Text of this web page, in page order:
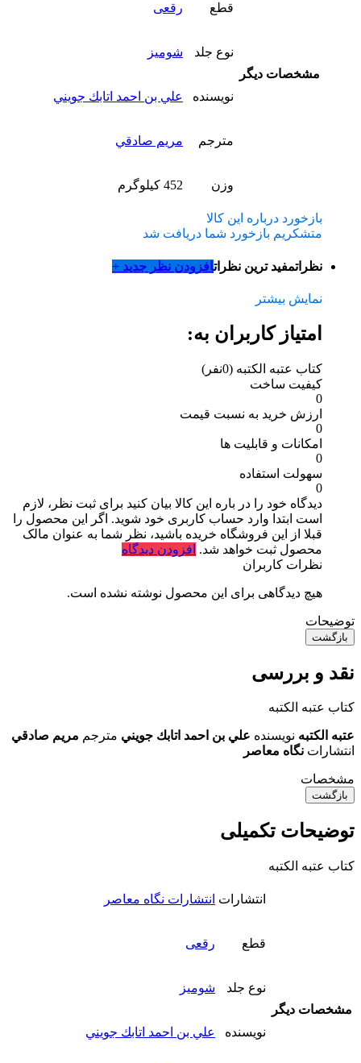
مشخصات دیگر
قطع رقعی
نوع جلد شومیز
نویسنده علي بن احمد اتابك جويني
مترجم مريم صادقي
وزن 452 کیلوگرم
بازخورد درباره این کالا
متشکریم بازخورد شما دریافت شد
نظراتمفید ترین نظراتافزودن نظر جدید +
نمایش بیشتر
امتیاز کاربران به:
کتاب عتبه الکتبه (0نفر)
کیفیت ساخت
0
ارزش خرید به نسبت قیمت
0
امکانات و قابلیت ها
0
سهولت استفاده
0
دیدگاه خود را در باره این کالا بیان کنید برای ثبت نظر، لازم
است ابتدا وارد حساب کاربری خود شوید. اگر این محصول را
قبلا از این فروشگاه خریده باشید، نظر شما به عنوان مالک
محصول ثبت خواهد شد. افزودن دیدگاه
نظرات کاربران
هیچ دیدگاهی برای این محصول نوشته نشده است.
توضیحات
بازگشت
نقد و بررسی
کتاب عتبه الکتبه
عتبه الکتبه نویسنده علي بن احمد اتابك جويني مترجم مريم صادقي
انتشارات نگاه معاصر
مشخصات
بازگشت
توضیحات تکمیلی
کتاب عتبه الکتبه
مشخصات دیگر
انتشارات انتشارات نگاه معاصر
قطع رقعی
نوع جلد شومیز
نویسنده علي بن احمد اتابك جويني